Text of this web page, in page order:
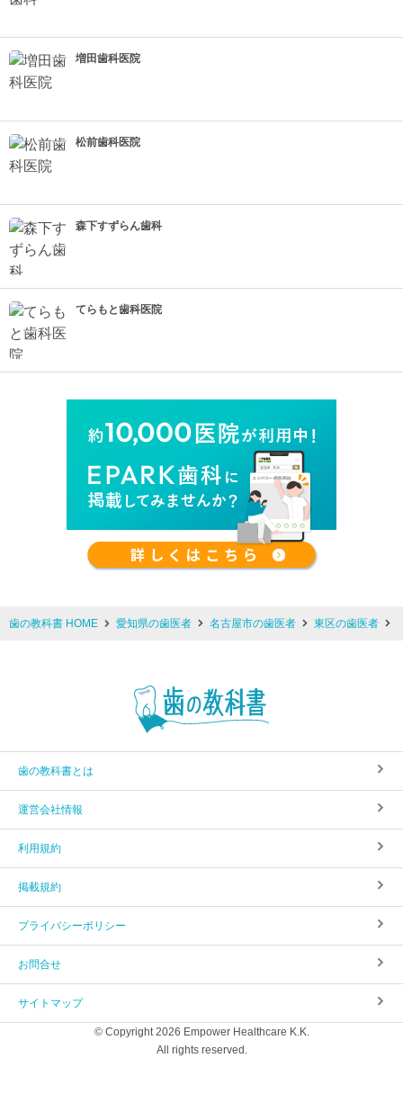
増田歯科医院
松前歯科医院
森下すずらん歯科
てらもと歯科医院
歯の教科書 HOME 愛知県の歯医者 名古屋市の歯医者 東区の歯医者
歯の教科書とは
運営会社情報
利用規約
掲載規約
プライバシーポリシー
お問合せ
サイトマップ
© Copyright 2026 Empower Healthcare K.K.
All rights reserved.